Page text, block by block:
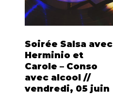
Soirée Salsa avec
Herminio et
Carole – Conso
avec alcool //
vendredi, 05 juin